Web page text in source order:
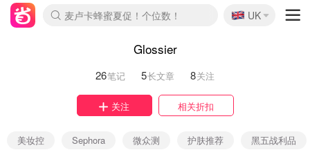
麦卢卡蜂蜜夏促！个位数！
🇬🇧
UK
Glossier
26笔记 5长文章 8关注
关注 相关折扣
美妆控 Sephora 微众测 护肤推荐 黑五战利品